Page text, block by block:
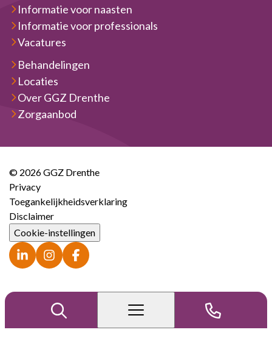
Informatie voor naasten
Informatie voor professionals
Vacatures
Behandelingen
Locaties
Over GGZ Drenthe
Zorgaanbod
© 2026 GGZ Drenthe
Privacy
Toegankelijkheidsverklaring
Disclaimer
Cookie-instellingen